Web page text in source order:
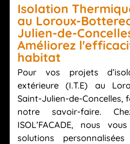
Isolation
au Loroux-
Julien-de-
Améliorez
habitat
Pour vos projets
extérieure (I.T.E) au
Saint-Julien-de-Concelles,
notre savoir-faire.
ISOL’FACADE, nous
solutions